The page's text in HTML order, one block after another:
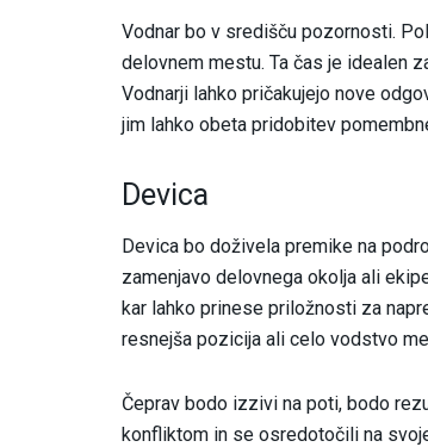
Vodnar bo v središču pozornosti.
delovnem mestu. Ta čas je idealen
Vodnarji lahko pričakujejo nove
jim lahko obeta pridobitev
Devica
Devica bo doživela premike na
zamenjavo delovnega okolja ali
kar lahko prinese priložnosti za
resnejša pozicija ali celo vodstvo
Čeprav bodo izzivi na poti, bodo
konfliktom in se osredotočili na